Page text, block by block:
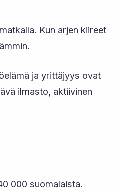
Kun arjen kiireet
ja yrittäjyys ovat
ilmasto, aktiivinen
000 suomalaista.